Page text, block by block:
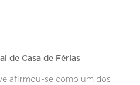
de Casa de Férias
afirmou-se como um dos